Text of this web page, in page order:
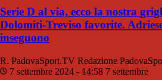
Serie D al via, ecco la nostra
Dolomiti-Treviso favorite.
inseguono
R. PadovaSport.TV Redazione
7 settembre 2024 - 14:58 7 settembre